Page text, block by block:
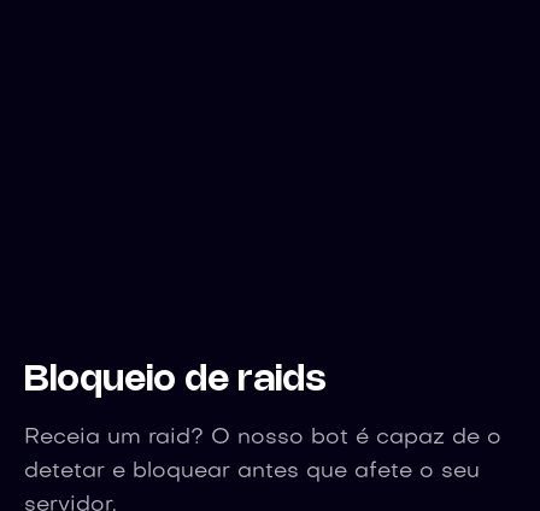
Bloqueio de raids
Receia um raid? O nosso bot é capaz de o
detetar e bloquear antes que afete o seu
servidor.